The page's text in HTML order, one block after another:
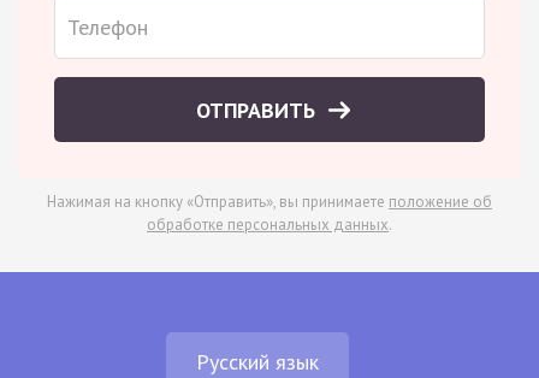
ОТПРАВИТЬ
Нажимая на кнопку «Отправить», вы принимаете положение об
обработке персональных данных.
Русский язык